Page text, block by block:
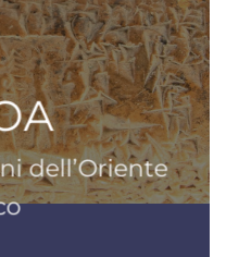
dell’Oriente